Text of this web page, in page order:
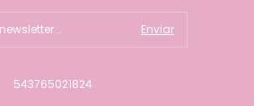
543765021824